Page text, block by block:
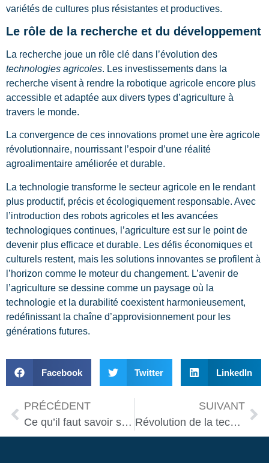
variétés de cultures plus résistantes et productives.
Le rôle de la recherche et du développement
La recherche joue un rôle clé dans l’évolution des
technologies agricoles. Les investissements dans la
recherche visent à rendre la robotique agricole encore plus
accessible et adaptée aux divers types d’agriculture à
travers le monde.
La convergence de ces innovations promet une ère agricole
révolutionnaire, nourrissant l’espoir d’une réalité
agroalimentaire améliorée et durable.
La technologie transforme le secteur agricole en le rendant
plus productif, précis et écologiquement responsable. Avec
l’introduction des robots agricoles et les avancées
technologiques continues, l’agriculture est sur le point de
devenir plus efficace et durable. Les défis économiques et
culturels restent, mais les solutions innovantes se profilent à
l’horizon comme le moteur du changement. L’avenir de
l’agriculture se dessine comme un paysage où la
technologie et la durabilité coexistent harmonieusement,
redéfinissant la chaîne d’approvisionnement pour les
générations futures.
Facebook Twitter LinkedIn
PRÉCÉDENT
Ce qu’il faut savoir sur l’entretien de votre robot de cuisine
SUIVANT
Révolution de la technologie robotique : impact sur nos foyers